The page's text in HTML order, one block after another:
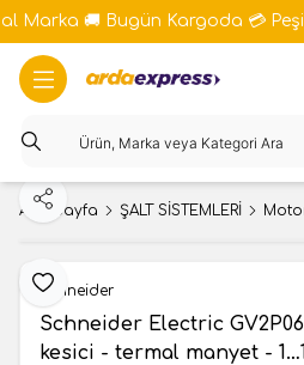
Marka 🚚 Bugün Kargoda 💳
Ana Sayfa ŞALT SİSTEMLERİ
Favoriye Ekle
Paylaş
Schneider
Schneider Electric
kesici - termal manyet -